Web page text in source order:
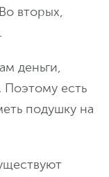
вторых,
деньги,
Поэтому есть
подушку на